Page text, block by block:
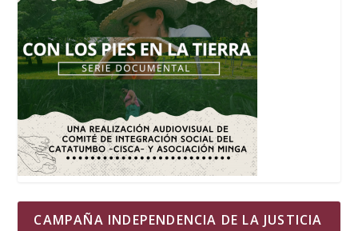
CAMPAÑA INDEPENDENCIA DE LA JUSTICIA